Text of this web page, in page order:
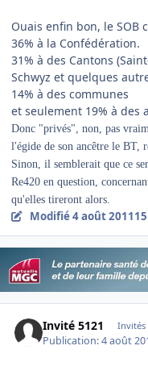
Ouais enfin bon, le SOB
36% à la Confédération.
31% à des Cantons
Schwyz et quelques
14% à des communes
et seulement 19% à des
Donc "privés", non, pas
l'égide de son ancêtre le BT,
Sinon, il semblerait que ce
Re420 en question,
qu'elles tireront alors.
Modifié4 août 2011
Invité 5121 Invités
Publication:4 août